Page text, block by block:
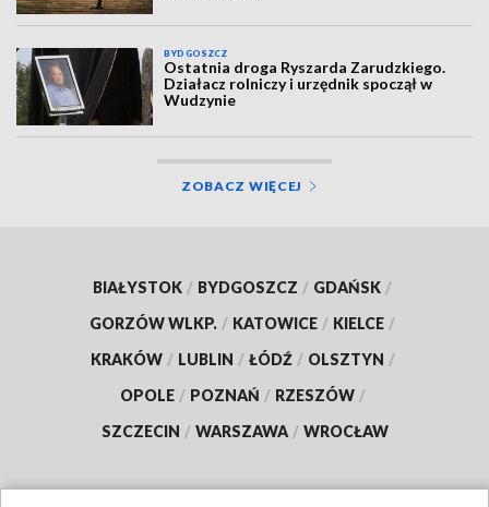
BYDGOSZCZ
Ostatnia droga Ryszarda Zarudzkiego.
Działacz rolniczy i urzędnik spoczął w
Wudzynie
ZOBACZ WIĘCEJ
BIAŁYSTOK / BYDGOSZCZ / GDAŃSK /
GORZÓW WLKP. / KATOWICE / KIELCE /
KRAKÓW / LUBLIN / ŁÓDŹ / OLSZTYN /
OPOLE / POZNAŃ / RZESZÓW /
SZCZECIN / WARSZAWA / WROCŁAW